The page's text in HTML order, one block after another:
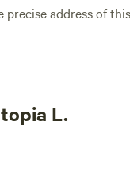
precise address of
L.